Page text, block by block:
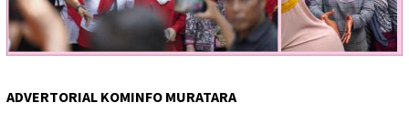
ADVERTORIAL KOMINFO MURATARA